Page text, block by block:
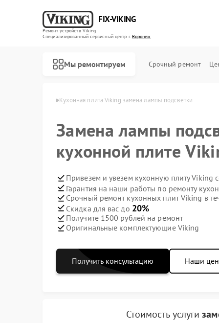
FIX-VIKING
Ремонт устройств Viking
Специализированный cервисный центр г.Воронеж
Мы ремонтируем Срочный ремонт
Кухонная плита Viking замена лампы подсветки
Замена лампы
кухонной плите
Привезем и увезем кухонную плиту Viking
Гарантия на наши работы по ремонту
Срочный ремонт кухонных плит Viking в
Скидка для вас до 20%
Получите 1500 рублей на ремонт
Оригинальные комплектующие Viking
Получить консультацию Наши
Стоимость услуги